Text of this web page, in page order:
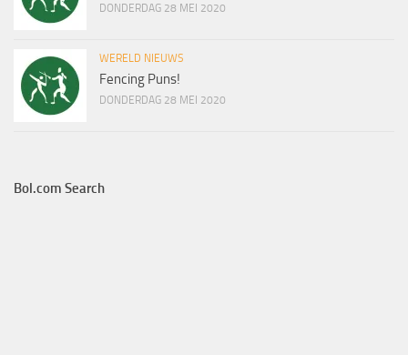
DONDERDAG 28 MEI 2020
WERELD NIEUWS
Fencing Puns!
DONDERDAG 28 MEI 2020
Bol.com Search